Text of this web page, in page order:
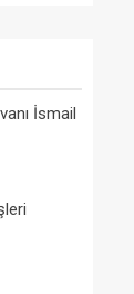
İsmail